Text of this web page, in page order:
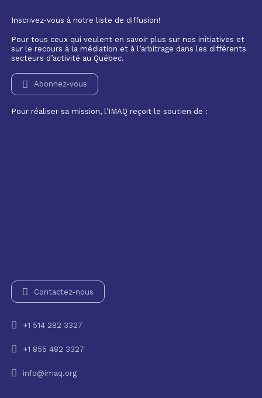
Inscrivez-vous à notre liste de diffusion!
Pour tous ceux qui veulent en savoir plus sur nos initiatives et
sur le recours à la médiation et à l’arbitrage dans les différents
secteurs d’activité au Québec.
Abonnez-vous
Pour réaliser sa mission, l’IMAQ reçoit le soutien de :
Contactez-nous
+1 514 282 3327
+1 855 482 3327
info@imaq.org